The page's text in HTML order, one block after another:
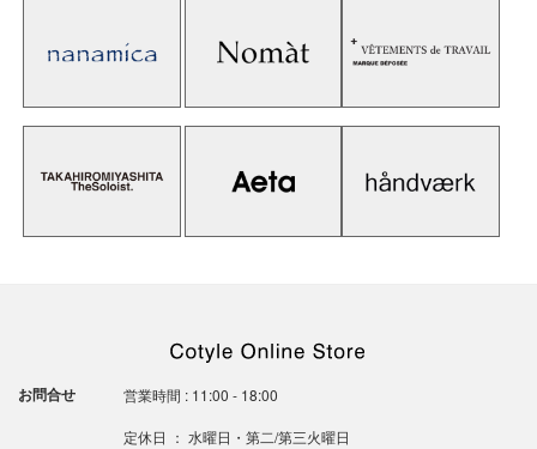
お問合せ 営業時間 : 11:00 - 18:00
定休日 ： 水曜日・第二/第三火曜日